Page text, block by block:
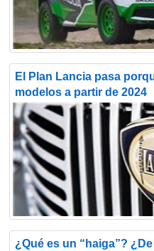
El Plan Lancia pasa
modelos a partir de 2024
¿Qué es un “haiga”?